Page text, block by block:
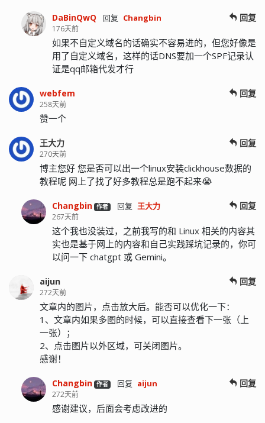
DaBinQwQ 回复 Changbin
176天前
回复
如果不自定义域名的话确实不容易进的，但您好像是
用了自定义域名，这样的话DNS要加一个SPF记录认
证是qq邮箱代发才行
webfem
258天前
回复
赞一个
王大力
270天前
回复
博主您好 您是否可以出一个linux安装clickhouse数据的
教程呢 网上了找了好多教程总是跑不起来😭
Changbin 作者 回复 王大力
267天前
回复
这个我也没装过，之前我写的和 Linux 相关的内容其
实也是基于网上的内容和自己实践踩坑记录的，你可
以问一下 chatgpt 或 Gemini。
aijun
272天前
回复
文章内的图片，点击放大后。能否可以优化一下：
1、文章内如果多图的时候，可以直接查看下一张（上
一张）；
2、点击图片以外区域，可关闭图片。
感谢！
Changbin 作者 回复 aijun
272天前
回复
感谢建议，后面会考虑改进的